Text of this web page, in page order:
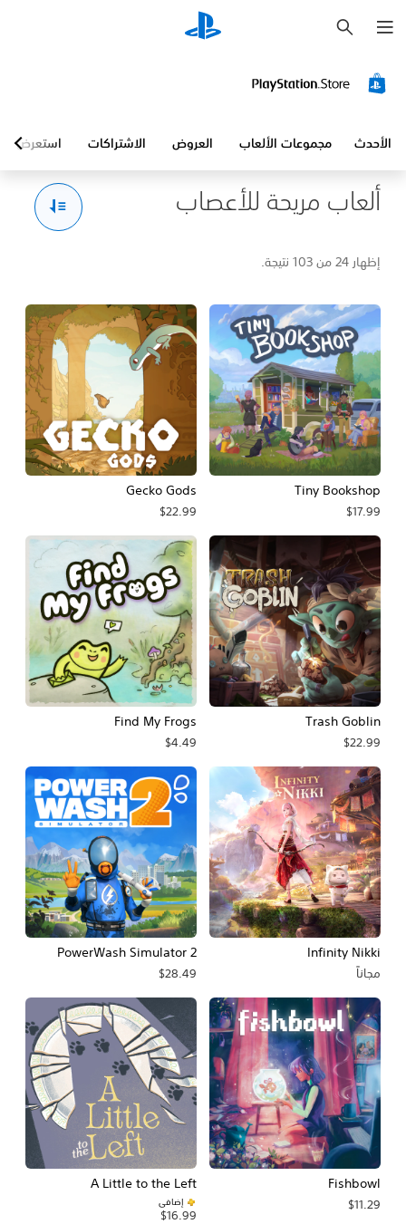
ح
ث
الأحدث مجموعات الألعاب العروض الاشتراكات استعرض
ألعاب مريحة للأعصاب
إظهار 24 من 103 نتيجة.
Tiny Bookshop
$17.99
Gecko Gods
$22.99
Trash Goblin
$22.99
Find My Frogs
$4.49
Infinity Nikki
مجاناً
PowerWash Simulator 2
$28.49
Fishbowl
$11.29
A Little to the Left
إضافي
$16.99